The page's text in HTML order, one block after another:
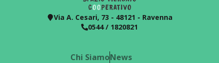
Via A. Cesari, 73 - 48121 - Ravenna
0544 / 1820821
Chi SiamoNews